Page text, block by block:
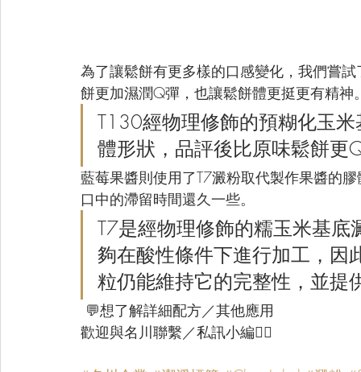
為了讓鬆餅有更多樣的口感變化，我們嘗
餅更加濕潤Q彈，也讓鬆餅體更挺更有精神
T130經物理修飾的預糊化玉
體形狀，品評後比原味鬆餅更
藍莓果醬則使用了T7澱粉取代製作果醬的
口中的滯留時間還久一些。
T7是經物理修飾的糯玉米基
夠在酸性條件下進行加工，因
粒仍能維持它的完整性，並提
💬想了解詳細配方／其他應用
歡迎與名川聯繫／私訊小編👯‍♀️